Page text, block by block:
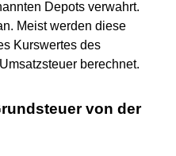
Depots verwahrt.
Meist werden diese
Kurswertes des
berechnet.
von der